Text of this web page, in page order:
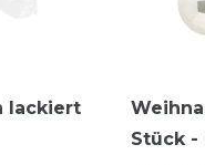
lackiert
Stück -